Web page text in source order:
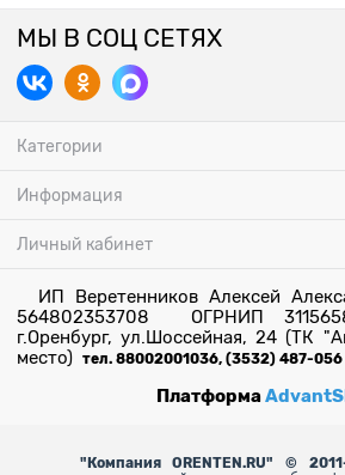
МЫ В СОЦ СЕТЯХ
Категории
Информация
Личный кабинет
ИП Веретенников Алексей
564802353708 ОГРНИП
г.Оренбург, ул.Шоссейная, 24 (ТК
место) тел. 88002001036, (3532) 487-056
Платформа
" Компания ORENTEN.RU" ©